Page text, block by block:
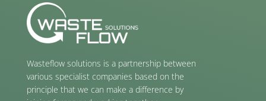
Wasteflow solutions is a partnership between
various specialist companies based on the
principle that we can make a difference by